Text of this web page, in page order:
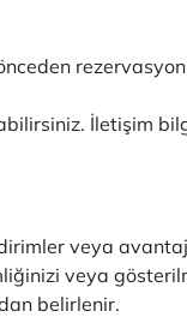
İletişim
veya
veya
belirlenir.